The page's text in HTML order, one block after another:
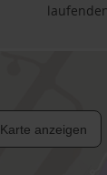
Karte anzeigen